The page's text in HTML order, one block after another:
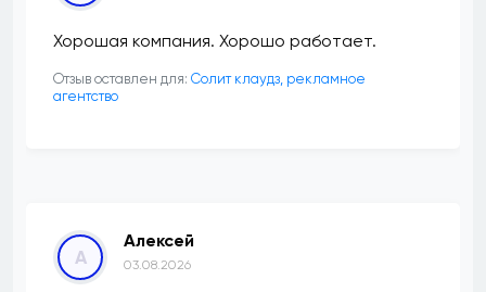
Хорошая компания. Хорошо работает.
Отзыв оставлен для: Солит клаудз, рекламное
агентство
А
Алексей
03.08.2026